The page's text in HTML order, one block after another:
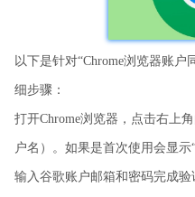
以下是针对“Chrome浏览器账
细步骤：
打开Chrome浏览器，点击右上
户名）。如果是首次使用会显示
输入谷歌账户邮箱和密码完成